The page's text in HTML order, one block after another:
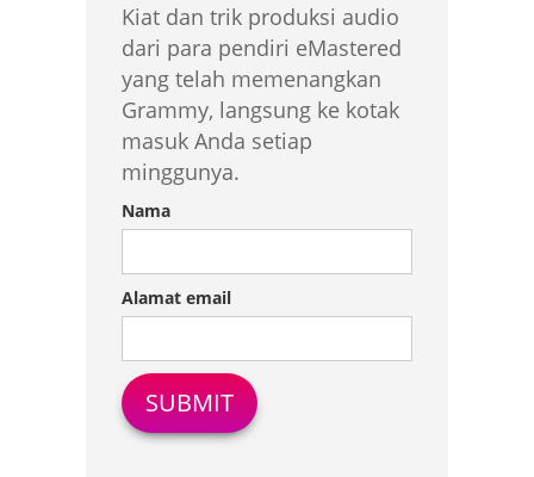
Kiat dan trik produksi audio
dari para pendiri eMastered
yang telah memenangkan
Grammy, langsung ke kotak
masuk Anda setiap
minggunya.
Nama
Alamat email